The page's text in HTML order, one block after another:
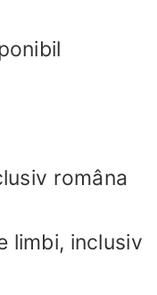
româna
limbi, inclusiv